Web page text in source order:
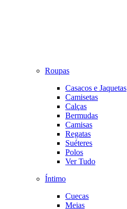
Roupas
Casacos e Jaquetas
Camisetas
Calças
Bermudas
Camisas
Regatas
Suéteres
Polos
Ver Tudo
Íntimo
Cuecas
Meias